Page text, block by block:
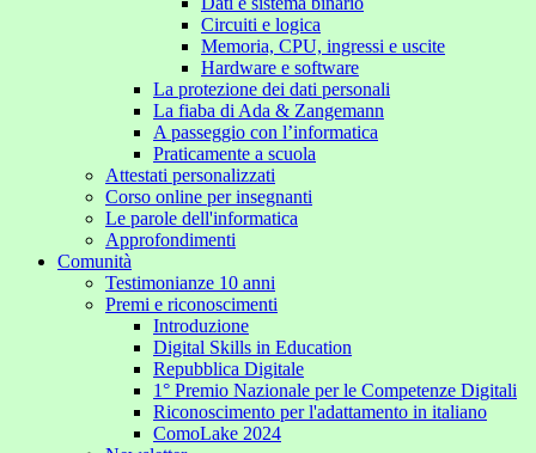
Circuiti e logica
Memoria, CPU, ingressi e uscite
Hardware e software
La protezione dei dati personali
La fiaba di Ada & Zangemann
A passeggio con l’informatica
Praticamente a scuola
Attestati personalizzati
Corso online per insegnanti
Le parole dell'informatica
Approfondimenti
Comunità
Testimonianze 10 anni
Premi e riconoscimenti
Introduzione
Digital Skills in Education
Repubblica Digitale
1° Premio Nazionale per le Competenze Digitali
Riconoscimento per l'adattamento in italiano
ComoLake 2024